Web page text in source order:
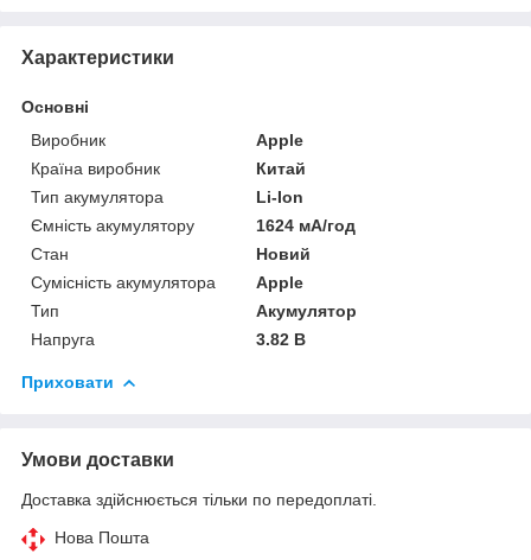
Характеристики
Основні
Виробник
Apple
Країна виробник
Китай
Тип акумулятора
Li-Ion
Ємність акумулятору
1624 мА/год
Стан
Новий
Сумісність акумулятора
Apple
Тип
Акумулятор
Напруга
3.82 В
Приховати
Умови доставки
Доставка здійснюється тільки по передоплаті.
Нова Пошта